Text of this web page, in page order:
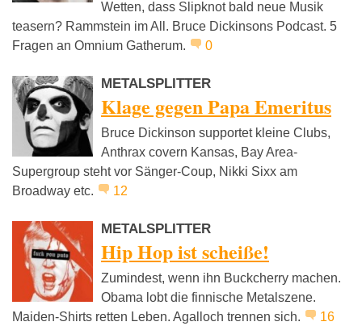
Wetten, dass Slipknot bald neue Musik
teasern? Rammstein im All. Bruce Dickinsons Podcast. 5
Fragen an Omnium Gatherum.
0
METALSPLITTER
Klage gegen Papa Emeritus
Bruce Dickinson supportet kleine Clubs,
Anthrax covern Kansas, Bay Area-
Supergroup steht vor Sänger-Coup, Nikki Sixx am
Broadway etc.
12
METALSPLITTER
Hip Hop ist scheiße!
Zumindest, wenn ihn Buckcherry machen.
Obama lobt die finnische Metalszene.
Maiden-Shirts retten Leben. Agalloch trennen sich.
16